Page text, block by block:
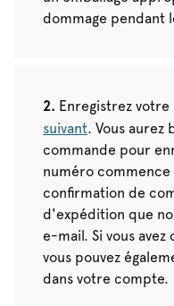
dommage pendant
Enregistrez
suivant. Vous aurez
commande pour
numéro commence
confirmation de
d'expédition que
e-mail. Si vous
vous pouvez
dans votre compte.